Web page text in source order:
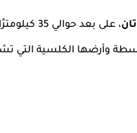
، على بعد حوالي 35 كيلومترًا من ساحل خليج المكسيك. تبلغ مساحتها حوالي
وأرضها الكلسية التي